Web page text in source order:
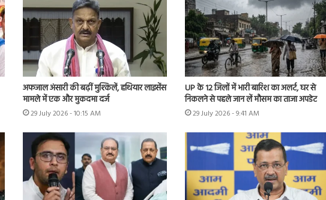
अफजाल अंसारी की बढ़ीं मुश्किलें, हथियार लाइसेंस
मामले में एक और मुकदमा दर्ज
29 July 2026 - 10:15 AM
UP के 12 जिलों में भारी बारिश का अलर्ट, घर से
निकलने से पहले जान लें मौसम का ताजा अपडेट
29 July 2026 - 9:41 AM